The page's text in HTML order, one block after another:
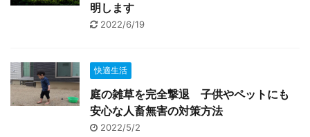
明します
2022/6/19
快適生活
庭の雑草を完全撃退 子供やペットにも
安心な人畜無害の対策方法
2022/5/2